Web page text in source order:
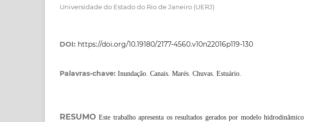
Universidade do Estado do Rio de Janeiro (UERJ)
DOI: https://doi.org/10.19180/2177-4560.v10n22016p119-130
Palavras-chave: Inundação. Canais. Marés. Chuvas. Estuário.
RESUMO Este trabalho apresenta os resultados gerados por modelo hidrodinâmico